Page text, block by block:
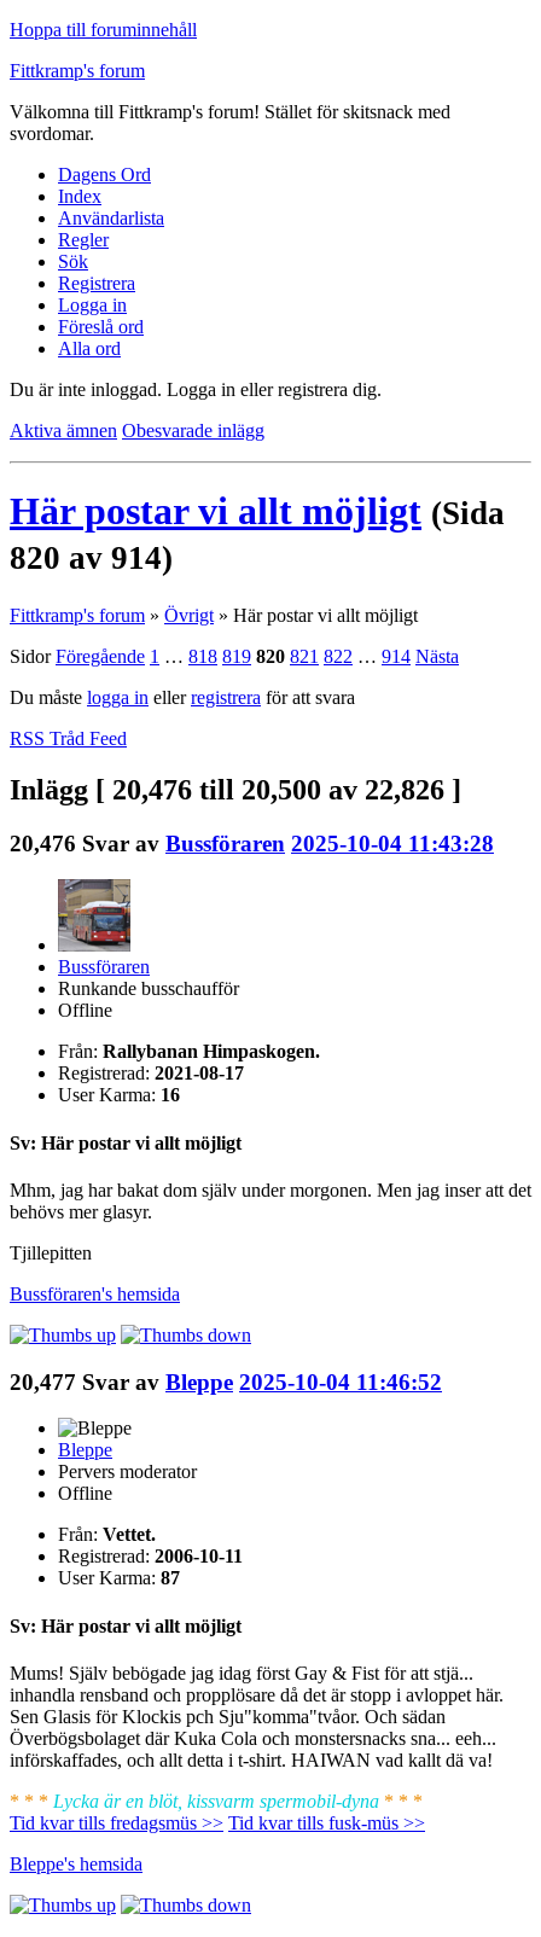
Hoppa till foruminnehåll
Fittkramp's forum
Välkomna till Fittkramp's forum! Stället för skitsnack med
svordomar.
Dagens Ord
Index
Användarlista
Regler
Sök
Registrera
Logga in
Föreslå ord
Alla ord
Du är inte inloggad. Logga in eller registrera dig.
Aktiva ämnen Obesvarade inlägg
Här postar vi allt möjligt (Sida
820 av 914)
Fittkramp's forum » Övrigt » Här postar vi allt möjligt
Sidor Föregående 1 … 818 819 820 821 822 … 914 Nästa
Du måste logga in ellerregistrera för att svara
RSS Tråd Feed
Inlägg [ 20,476 till 20,500 av 22,826 ]
20,476 Svar av Bussföraren 2025-10-04 11:43:28
Bussföraren
Runkande busschaufför
Offline
Från: Rallybanan Himpaskogen.
Registrerad: 2021-08-17
User Karma: 16
Sv: Här postar vi allt möjligt
Mhm, jag har bakat dom själv under morgonen. Men jag inser att det
behövs mer glasyr.
Tjillepitten
Bussföraren's hemsida
20,477 Svar av Bleppe 2025-10-04 11:46:52
Bleppe
Pervers moderator
Offline
Från: Vettet.
Registrerad: 2006-10-11
User Karma: 87
Sv: Här postar vi allt möjligt
Mums! Själv bebögade jag idag först Gay & Fist för att stjä...
inhandla rensband och propplösare då det är stopp i avloppet här.
Sen Glasis för Klockis pch Sju"komma"tvåor. Och sädan
Överbögsbolaget där Kuka Cola och monstersnacks sna... eeh...
införskaffades, och allt detta i t-shirt. HAIWAN vad kallt dä va!
* * * Lycka är en blöt, kissvarm spermobil-dyna * * *
Tid kvar tills fredagsmüs >> Tid kvar tills fusk-müs >>
Bleppe's hemsida